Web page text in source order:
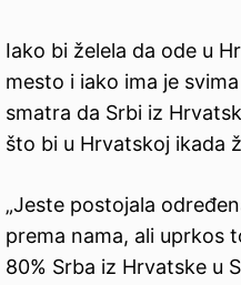
Iako bi želela da ode u
mesto i iako ima je
smatra da Srbi iz
što bi u Hrvatskoj ikada
„Jeste postojala
prema nama, ali uprkos
80% Srba iz Hrvatske u